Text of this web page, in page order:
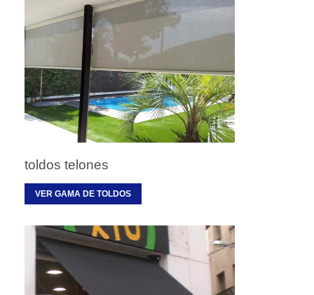
toldos telones
VER GAMA DE TOLDOS